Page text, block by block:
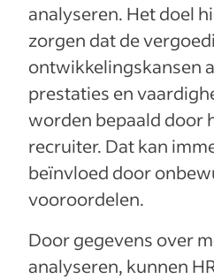
analyseren. Het doel
zorgen dat de
ontwikkelingskansen
prestaties en
worden bepaald door
recruiter. Dat kan
beïnvloed door
vooroordelen.
Door gegevens over
analyseren, kunnen